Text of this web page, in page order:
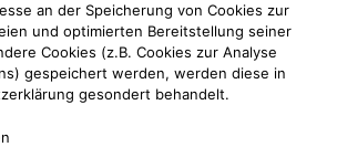
an der Speicherung von Cookies zur
und optimierten Bereitstellung seiner
Cookies (z.B. Cookies zur Analyse
gespeichert werden, werden diese in
gesondert behandelt.